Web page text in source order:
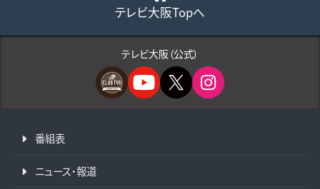
テレビ大阪Topへ
テレビ大阪（公式）
番組表
ニュース・報道